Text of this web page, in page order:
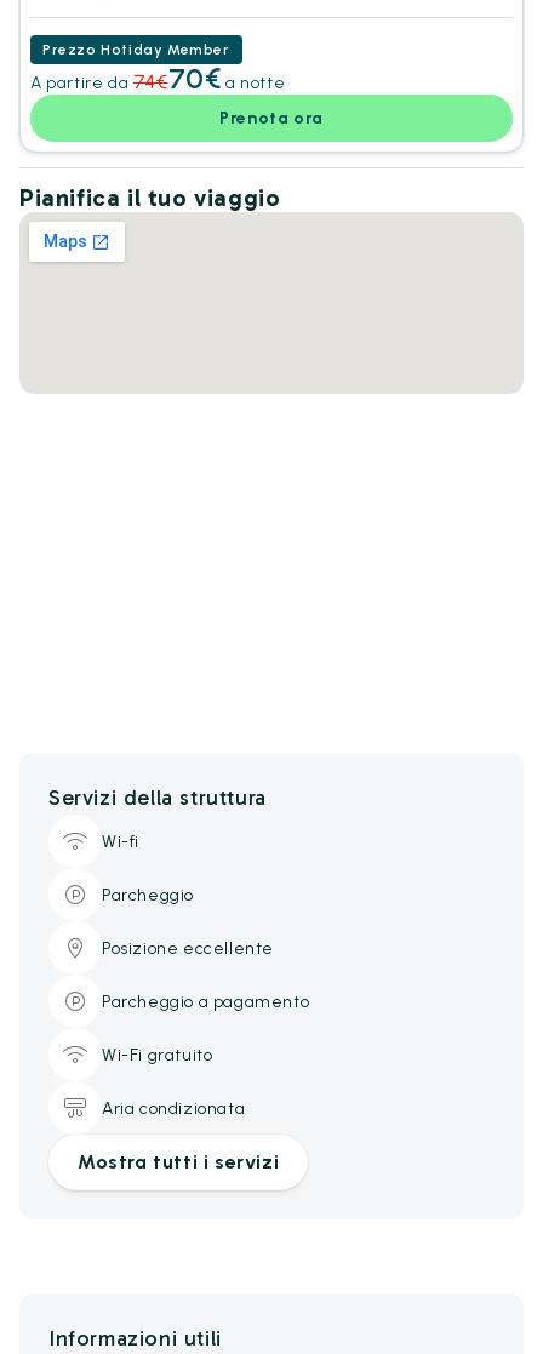
Prezzo Hotiday Member
A partire da 74€70€ a notte
Prenota ora
Pianifica il tuo viaggio
Servizi della struttura
Wi-fi
Parcheggio
Posizione eccellente
Parcheggio a pagamento
Wi-Fi gratuito
Aria condizionata
Mostra tutti i servizi
Informazioni utili